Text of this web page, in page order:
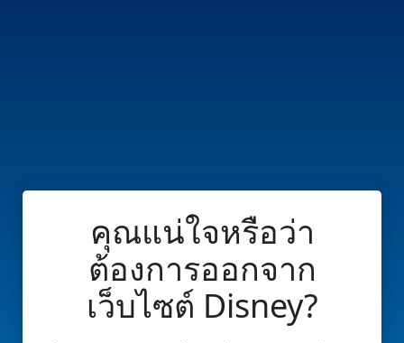
คุณแน่ใจหรือว่า
ต้องการออกจาก
เว็บไซต์ Disney?